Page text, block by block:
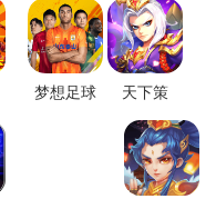
梦想足球 天下策